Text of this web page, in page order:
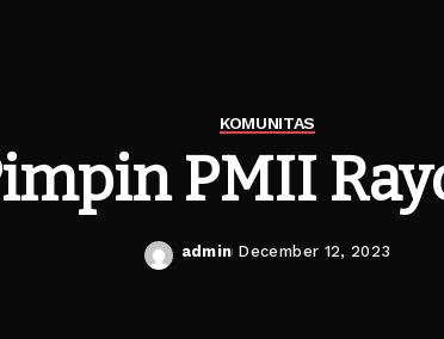
KOMUNITAS
PMII
Posted
admin December 12, 2023